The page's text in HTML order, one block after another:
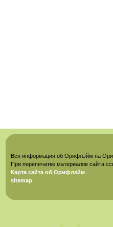
Вся информация об Орифлэйм на
При перепечатке материалов сайта
Карта сайта об Орифлэйм
sitemap